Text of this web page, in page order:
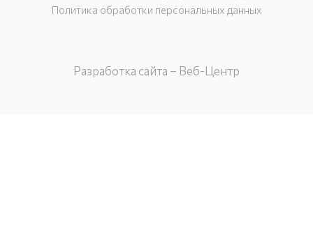
Политика обработки персональных данных
Разработка сайта – Веб-Центр